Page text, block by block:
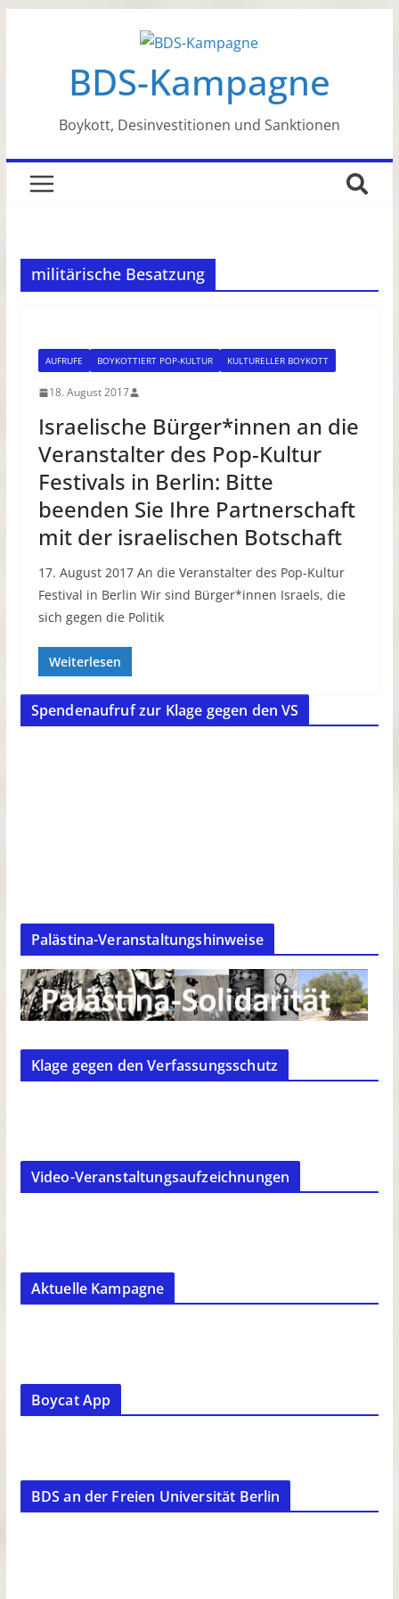
BDS-Kampagne
Boykott, Desinvestitionen und Sanktionen
militärische Besatzung
AUFRUFE BOYKOTTIERT POP-KULTUR KULTURELLER BOYKOTT
18. August 2017
Israelische Bürger*innen an die
Veranstalter des Pop-Kultur
Festivals in Berlin: Bitte
beenden Sie Ihre Partnerschaft
mit der israelischen Botschaft
17. August 2017 An die Veranstalter des Pop-Kultur
Festival in Berlin Wir sind Bürger*innen Israels, die
sich gegen die Politik
Weiterlesen
Spendenaufruf zur Klage gegen den VS
Palästina-Veranstaltungshinweise
Klage gegen den Verfassungsschutz
Video-Veranstaltungsaufzeichnungen
Aktuelle Kampagne
Boycat App
BDS an der Freien Universität Berlin